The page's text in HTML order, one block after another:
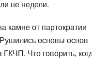
не недели.
камне от партократии
основы основ
ГКЧП. Что говорить,